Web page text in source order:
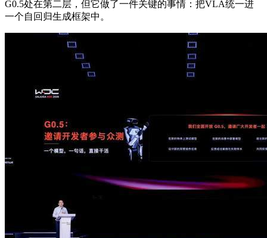
G0.5处在第二层，但它做了一件关键的事情：把VLA统一进
一个自回归生成框架中。